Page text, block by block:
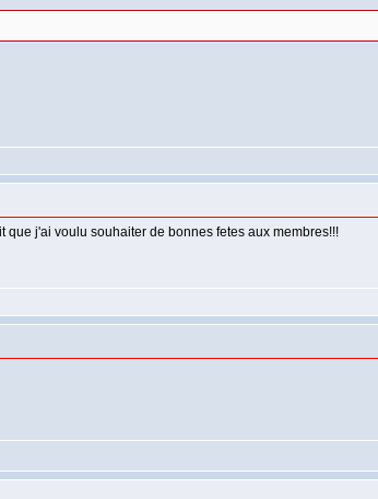
que j'ai voulu souhaiter de bonnes fetes aux membres!!!